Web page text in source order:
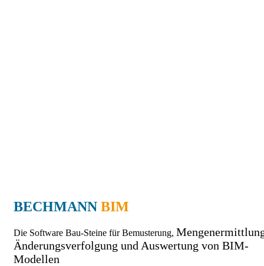
BECHMANN BIM
Die Software Bau-Steine für Bemusterung,
Änderungsverfolgung und Auswertung von BIM-
Modellen